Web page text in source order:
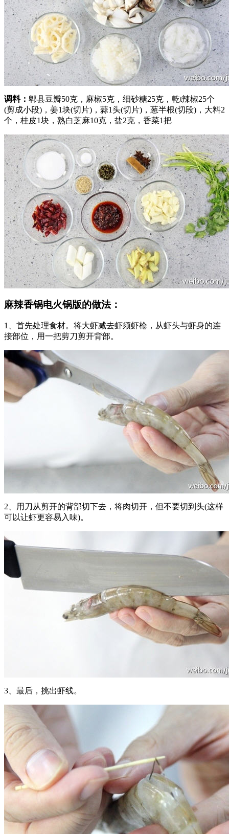
调料： 郫县豆瓣50克，麻椒5克，细砂糖25克，乾t辣椒25个
(剪成小段)，姜1块(切片)，蒜1头(切片)，葱半根(切段)，大料2
个，桂皮1块，熟白芝麻10克，盐2克，香菜1把
麻辣香锅电火锅版的做法：
1、首先处理食材。将大虾减去虾须虾枪，从虾头与虾身的连
接部位，用一把剪刀剪开背部。
2、用刀从剪开的背部切下去，将肉切开，但不要切到头(这样
可以让虾更容易入味)。
3、最后，挑出虾线。